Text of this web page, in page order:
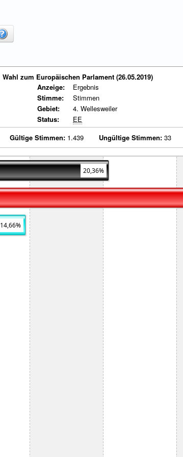
Wahl zum Europäischen Parlament (26.05.2019)
Anzeige:
Ergebnis
Stimme:
Stimmen
Gebiet:
4. Wellesweiler
Status:
EE
Gültige Stimmen: 1.439 Ungültige Stimmen: 33
20,36%
14,66%